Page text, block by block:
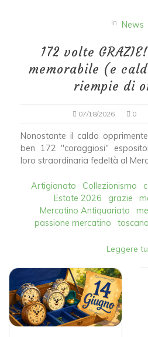
In News
172 volte
memorabile (e
riempie di
07/18/2026 0
Nonostante il caldo
ben 172 "coraggiosi"
loro straordinaria fedeltà al
Artigianato Collezionismo
Estate 2026
grazie
Mercatino Antiquariato
passione mercatino
Leggere